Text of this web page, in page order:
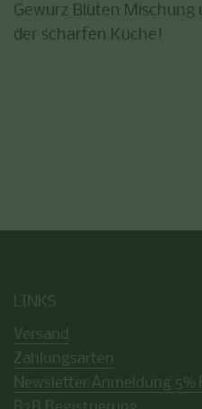
Gewürz Blüten
der scharfen Küche!
LINKS
Versand
Zahlungsarten
Newsletter Anmeldung 5%